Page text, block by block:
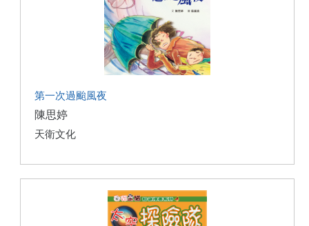
第一次過颱風夜
陳思婷
天衛文化